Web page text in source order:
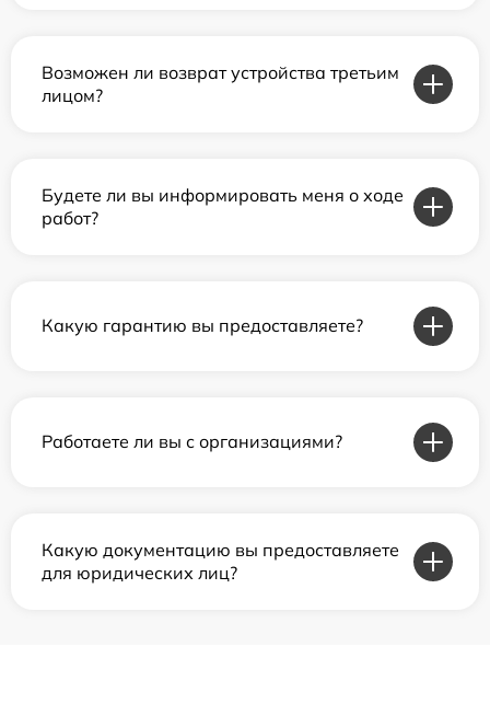
Возможен ли возврат устройства третьим
лицом?
Будете ли вы информировать меня о ходе
работ?
Какую гарантию вы предоставляете?
Работаете ли вы с организациями?
Какую документацию вы предоставляете
для юридических лиц?